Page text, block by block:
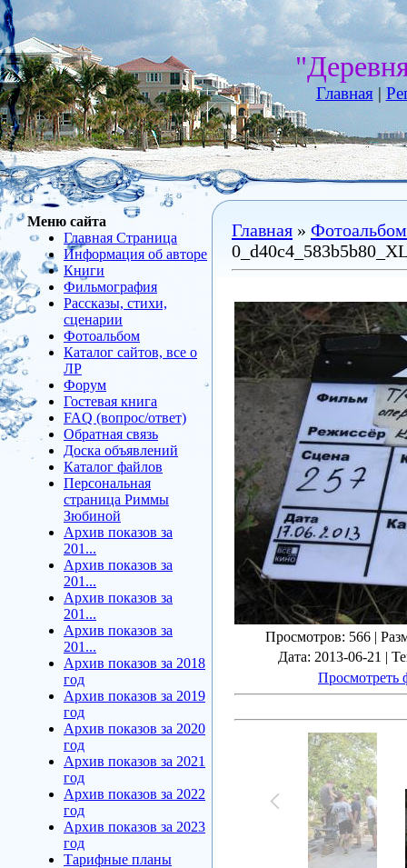
Главная|
Меню сайта
Главная Страница
Информация об авторе
Книги
Фильмография
Рассказы, стихи,
сценарии
Фотоальбом
Каталог сайтов, все о
ЛР
Форум
Гостевая книга
FAQ (вопрос/ответ)
Обратная связь
Доска объявлений
Каталог файлов
Персональная
страница Риммы
Зюбиной
Архив показов за
201...
Архив показов за
201...
Архив показов за
201...
Архив показов за
201...
Архив показов за 2018
год
Архив показов за 2019
год
Архив показов за 2020
год
Архив показов за 2021
год
Архив показов за 2022
год
Архив показов за 2023
год
Тарифные планы
Главная » Фотоальбом
Просмотров: 566 |
Дата: 2013-06-21 |
Просмотреть